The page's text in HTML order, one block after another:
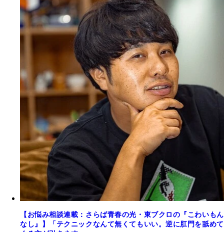
【お悩み相談連載：さらば青春の光・東ブクロの『こわいもん
なし』】「テクニックなんて無くてもいい。逆に肛門を舐めて